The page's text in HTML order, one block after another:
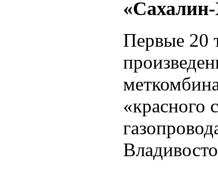
Первые 20
«красного